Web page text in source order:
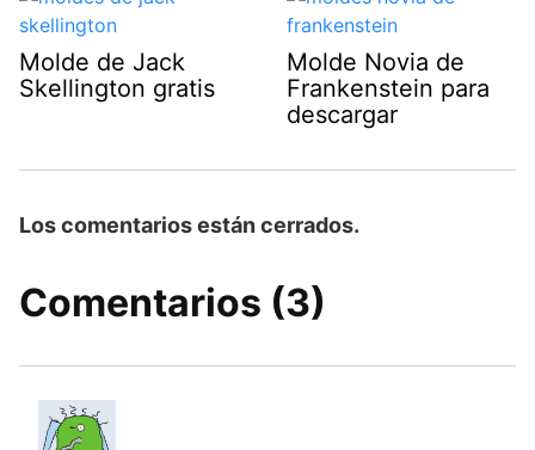
Molde de Jack
Skellington gratis
Molde Novia de
Frankenstein para
descargar
Los comentarios están cerrados.
Comentarios (3)